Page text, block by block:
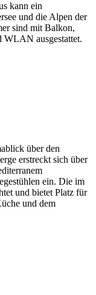
kann ein
und die Alpen der
sind mit Balkon,
WLAN ausgestattet.
über den
erstreckt sich über
ein. Die im
und bietet Platz für
und dem